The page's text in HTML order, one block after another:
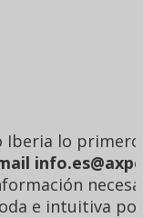
Iberia lo
e intuitiva